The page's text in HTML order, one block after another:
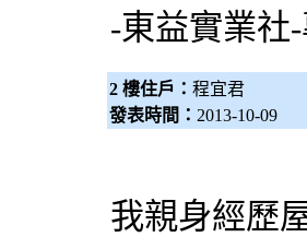
-東益實業社
2 樓住戶： 程宜君
發表時間： 2013-10-09
我親身經歷